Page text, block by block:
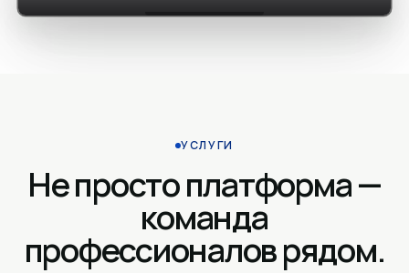
УСЛУГИ
Не просто платформа —
команда
профессионалов рядом.